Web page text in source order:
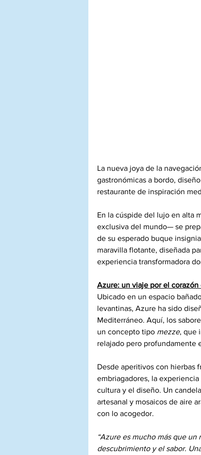
La nueva joya de la
gastronómicas a bordo,
restaurante de inspiración
En la cúspide del lujo en alta
exclusiva del mundo— se
de su esperado buque
maravilla flotante, diseñada
experiencia transformadora
Azure: un viaje por el
Ubicado en un espacio
levantinas, Azure ha sido
Mediterráneo. Aquí, los
un concepto tipo mezze, que
relajado pero profundamente
Desde aperitivos con hierbas
embriagadores, la
cultura y el diseño. Un
artesanal y mosaicos de aire
con lo acogedor.
“Azure es mucho más que
descubrimiento y el sabor.